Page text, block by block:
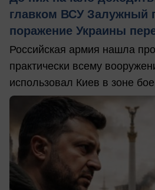
главком ВСУ Залужный
поражение Украины
Российская армия нашла
практически всему
использовал Киев в зоне